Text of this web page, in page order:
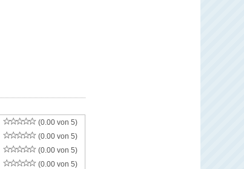
(0.00 von 5)
(0.00 von 5)
(0.00 von 5)
(0.00 von 5)